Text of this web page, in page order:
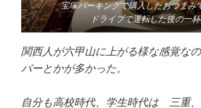
宝塚パーキングで購入したおつまみ
ドライブで運転した後の一杯
関西人が六甲山に上がる様な感覚な
バーとかが多かった。
自分も高校時代、学生時代は 三重